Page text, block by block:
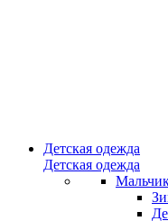
Детская одежда
Детская одежда